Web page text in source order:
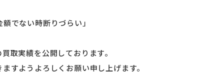
でない時断りづらい」
取実績を公開しております。
すようよろしくお願い申し上げます。